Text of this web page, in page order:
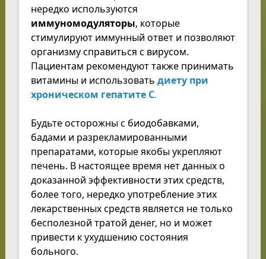
нередко используются
иммуномодуляторы, которые
стимулируют иммунный ответ и позволяют
организму справиться с вирусом.
Пациентам рекомендуют также принимать
витамины и использовать диету при
хроническом гепатите С.
Будьте осторожны с биодобавками,
бадами и разрекламированными
препаратами, которые якобы укрепляют
печень. В настоящее время нет данных о
доказанной эффективности этих средств,
более того, нередко употребление этих
лекарственных средств является не только
бесполезной тратой денег, но и может
привести к ухудшению состояния
больного.